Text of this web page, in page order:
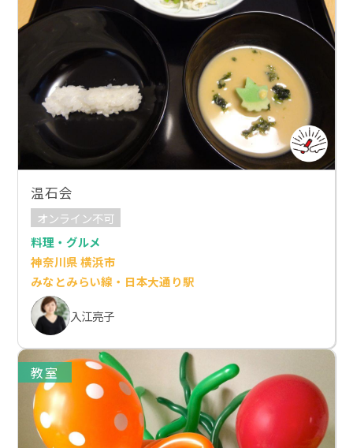
温石会
オンライン不可
料理・グルメ
神奈川県 横浜市
みなとみらい線・日本大通り駅
入江亮子
教室